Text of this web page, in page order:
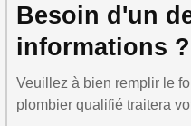
Besoin d'un
informations ?
Veuillez à bien remplir le
plombier qualifié traitera